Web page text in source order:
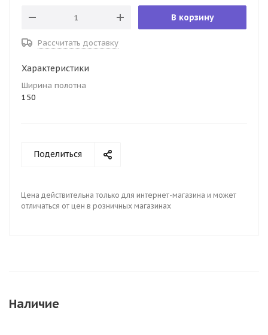
В корзину
Рассчитать доставку
Характеристики
Ширина полотна
150
Поделиться
Цена действительна только для интернет-магазина и может
отличаться от цен в розничных магазинах
Наличие